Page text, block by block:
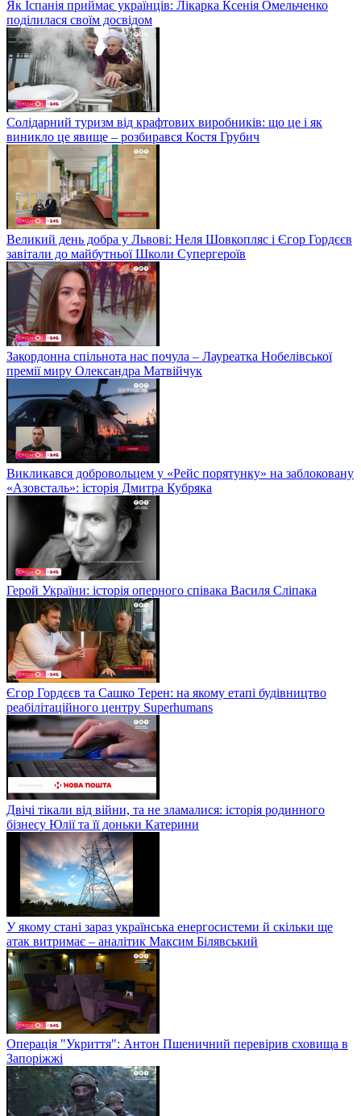
Як Іспанія приймає українців: Лікарка Ксенія Омельченко
поділилася своїм досвідом
Солідарний туризм від крафтових виробників: що це і як
виникло це явище – розбирався Костя Грубич
Великий день добра у Львові: Неля Шовкопляс і Єгор Гордєєв
завітали до майбутньої Школи Супергероїв
Закордонна спільнота нас почула – Лауреатка Нобелівської
премії миру Олександра Матвійчук
Викликався добровольцем у «Рейс порятунку» на заблоковану
«Азовсталь»: історія Дмитра Кубряка
Герой України: історія оперного співака Василя Сліпака
Єгор Гордєєв та Сашко Терен: на якому етапі будівництво
реабілітаційного центру Superhumans
Двічі тікали від війни, та не зламалися: історія родинного
бізнесу Юлії та її доньки Катерини
У якому стані зараз українська енергосистеми й скільки ще
атак витримає – аналітик Максим Білявський
Операція "Укриття": Антон Пшеничний перевірив сховища в
Запоріжжі